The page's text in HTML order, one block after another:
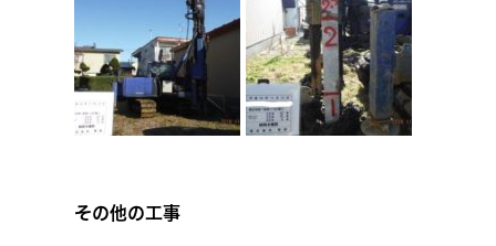
その他の工事